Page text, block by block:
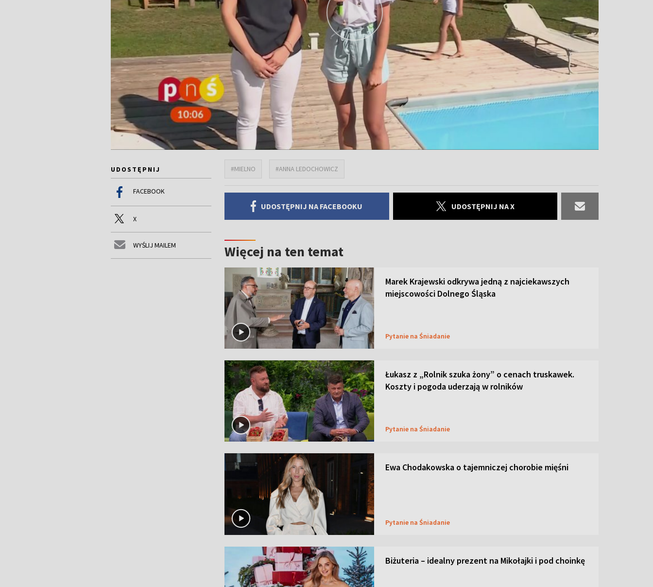
UDOSTĘPNIJ
FACEBOOK
X
WYŚLIJ MAILEM
#MIELNO #ANNA LEDOCHOWICZ
UDOSTĘPNIJ NA FACEBOOKU UDOSTĘPNIJ NA X
Więcej na ten temat
Marek Krajewski odkrywa jedną z najciekawszych
miejscowości Dolnego Śląska
Pytanie na Śniadanie
Łukasz z „Rolnik szuka żony” o cenach truskawek.
Koszty i pogoda uderzają w rolników
Pytanie na Śniadanie
Ewa Chodakowska o tajemniczej chorobie mięśni
Pytanie na Śniadanie
Biżuteria – idealny prezent na Mikołajki i pod choinkę